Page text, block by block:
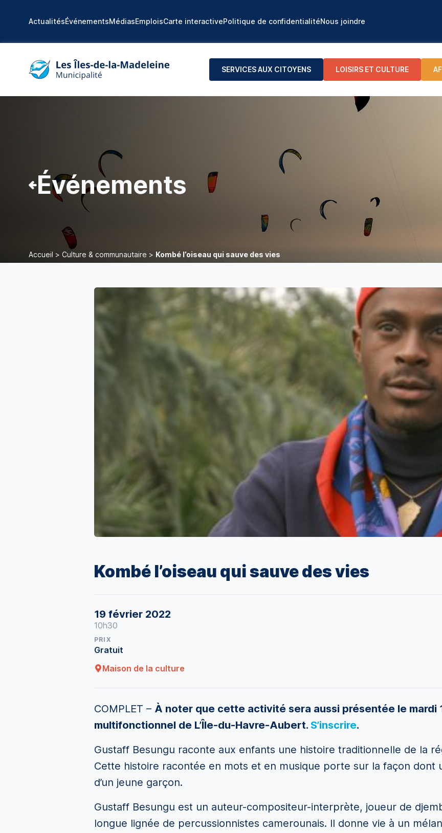
ActualitésÉvénementsMédiasEmploisCarte interactivePolitique de confidentialitéNous joindre
SERVICES AUX CITOYENS LOISIRS ET CULTURE
Événements
Accueil > Culture & communautaire > Kombé l’oiseau qui sauve des vies
Kombé l’oiseau qui sauve des vies
19 février 2022
10h30
PRIX
Gratuit
Maison de la culture
COMPLET – À noter que cette activité sera aussi présentée le mardi
multifonctionnel de L’Île-du-Havre-Aubert. S’inscrire.
Gustaff Besungu raconte aux enfants une histoire traditionnelle de la
Cette histoire racontée en mots et en musique porte sur la façon dont
d’un jeune garçon.
Gustaff Besungu est un auteur-compositeur-interprète, joueur de
longue lignée de percussionnistes camerounais. Il donne vie à un